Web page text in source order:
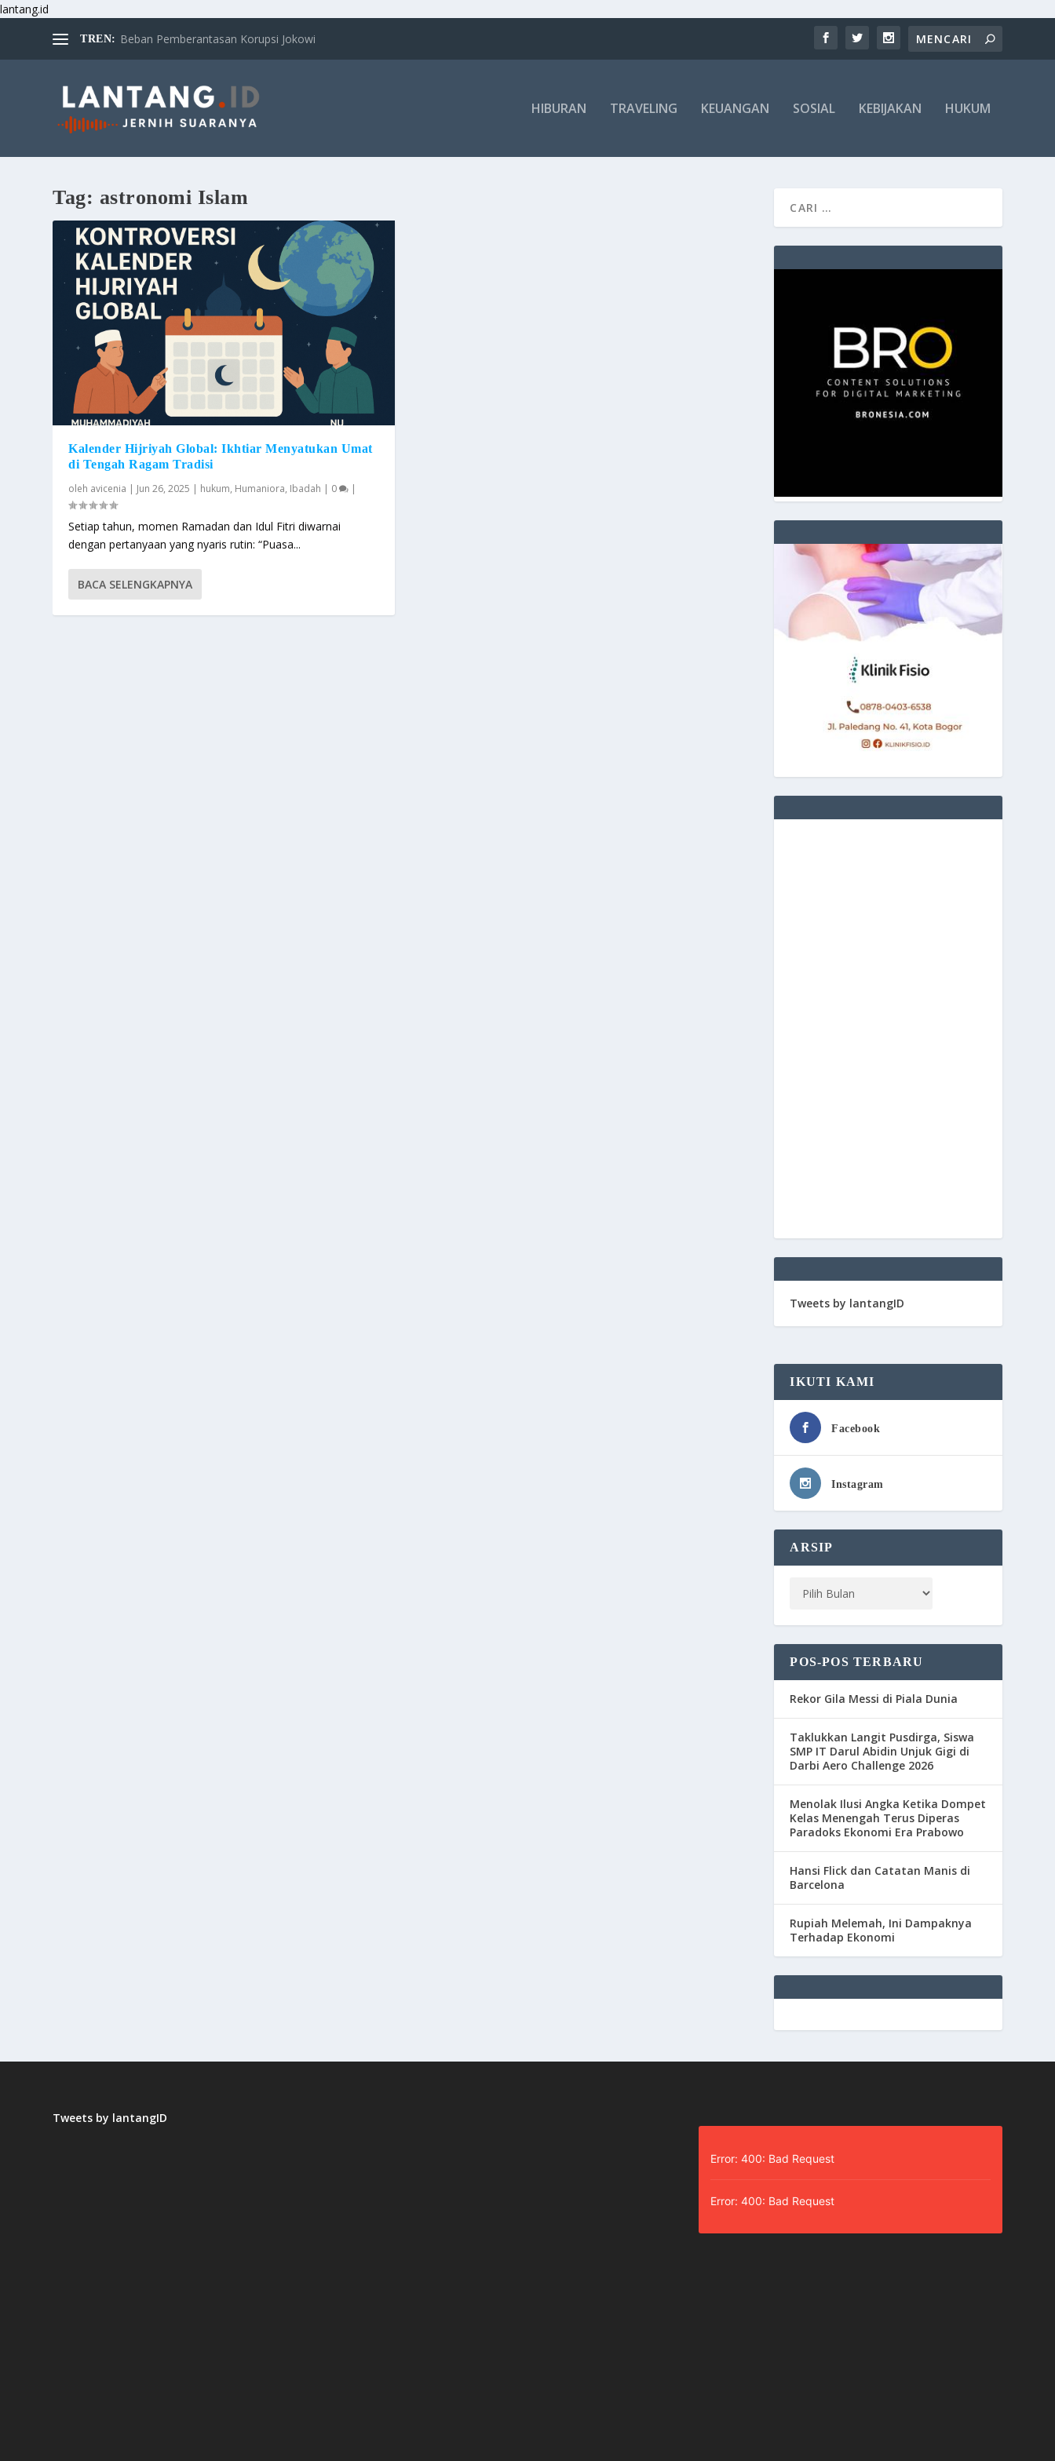
lantang.id
TREN: Beban Pemberantasan Korupsi Jokowi
HIBURAN TRAVELING KEUANGAN SOSIAL KEBIJAKAN HUKUM
Tag: astronomi Islam
Kalender Hijriyah Global: Ikhtiar Menyatukan Umat
di Tengah Ragam Tradisi
oleh avicenia | Jun 26, 2025 | hukum, Humaniora, Ibadah | 0 |
Setiap tahun, momen Ramadan dan Idul Fitri diwarnai
dengan pertanyaan yang nyaris rutin: “Puasa...
BACA SELENGKAPNYA
Tweets by lantangID
IKUTI KAMI
Facebook
Instagram
ARSIP
POS-POS TERBARU
Rekor Gila Messi di Piala Dunia
Taklukkan Langit Pusdirga, Siswa
SMP IT Darul Abidin Unjuk Gigi di
Darbi Aero Challenge 2026
Menolak Ilusi Angka Ketika Dompet
Kelas Menengah Terus Diperas
Paradoks Ekonomi Era Prabowo
Hansi Flick dan Catatan Manis di
Barcelona
Rupiah Melemah, Ini Dampaknya
Terhadap Ekonomi
Tweets by lantangID
Error: 400: Bad Request
Error: 400: Bad Request